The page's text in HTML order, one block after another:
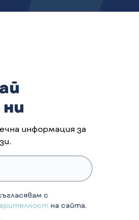
информация за
с
на сайта.